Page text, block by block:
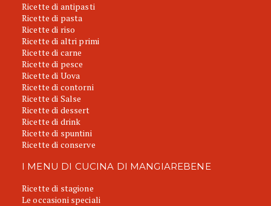
Ricette di antipasti
Ricette di pasta
Ricette di riso
Ricette di altri primi
Ricette di carne
Ricette di pesce
Ricette di Uova
Ricette di contorni
Ricette di Salse
Ricette di dessert
Ricette di drink
Ricette di spuntini
Ricette di conserve
I MENU DI CUCINA DI MANGIAREBENE
Ricette di stagione
Le occasioni speciali